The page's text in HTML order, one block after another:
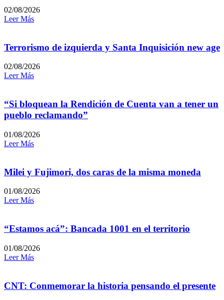
02/08/2026
Leer Más
Terrorismo de izquierda y Santa Inquisición new age
02/08/2026
Leer Más
“Si bloquean la Rendición de Cuenta van a tener un
pueblo reclamando”
01/08/2026
Leer Más
Milei y Fujimori, dos caras de la misma moneda
01/08/2026
Leer Más
“Estamos acá”: Bancada 1001 en el territorio
01/08/2026
Leer Más
CNT: Conmemorar la historia pensando el presente